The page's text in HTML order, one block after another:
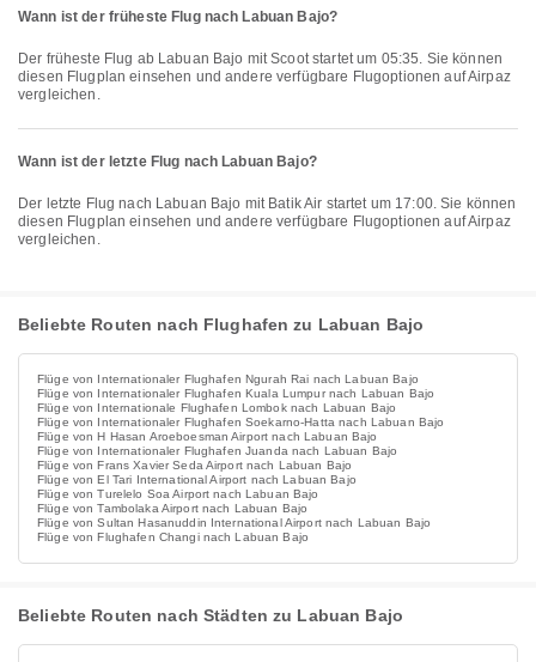
Wann ist der früheste Flug nach Labuan Bajo?
Der früheste Flug ab Labuan Bajo mit Scoot startet um 05:35. Sie können
diesen Flugplan einsehen und andere verfügbare Flugoptionen auf Airpaz
vergleichen.
Wann ist der letzte Flug nach Labuan Bajo?
Der letzte Flug nach Labuan Bajo mit Batik Air startet um 17:00. Sie können
diesen Flugplan einsehen und andere verfügbare Flugoptionen auf Airpaz
vergleichen.
Beliebte Routen nach Flughafen zu Labuan Bajo
Flüge von Internationaler Flughafen Ngurah Rai nach Labuan Bajo
Flüge von Internationaler Flughafen Kuala Lumpur nach Labuan Bajo
Flüge von Internationale Flughafen Lombok nach Labuan Bajo
Flüge von Internationaler Flughafen Soekarno-Hatta nach Labuan Bajo
Flüge von H Hasan Aroeboesman Airport nach Labuan Bajo
Flüge von Internationaler Flughafen Juanda nach Labuan Bajo
Flüge von Frans Xavier Seda Airport nach Labuan Bajo
Flüge von El Tari International Airport nach Labuan Bajo
Flüge von Turelelo Soa Airport nach Labuan Bajo
Flüge von Tambolaka Airport nach Labuan Bajo
Flüge von Sultan Hasanuddin International Airport nach Labuan Bajo
Flüge von Flughafen Changi nach Labuan Bajo
Beliebte Routen nach Städten zu Labuan Bajo